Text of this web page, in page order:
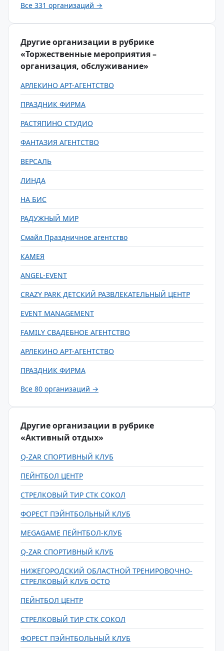
Все 331 организаций →
Другие организации в рубрике
«Торжественные мероприятия –
организация, обслуживание»
АРЛЕКИНО АРТ-АГЕНТСТВО
ПРАЗДНИК ФИРМА
РАСТЯПИНО СТУДИО
ФАНТАЗИЯ АГЕНТСТВО
ВЕРСАЛЬ
ЛИНДА
НА БИС
РАДУЖНЫЙ МИР
Смайл Праздничное агентство
КАМЕЯ
ANGEL-EVENT
CRAZY PARK ДЕТСКИЙ РАЗВЛЕКАТЕЛЬНЫЙ ЦЕНТР
EVENT MANAGEMENT
FAMILY СВАДЕБНОЕ АГЕНТСТВО
АРЛЕКИНО АРТ-АГЕНТСТВО
ПРАЗДНИК ФИРМА
Все 80 организаций →
Другие организации в рубрике
«Активный отдых»
Q-ZAR СПОРТИВНЫЙ КЛУБ
ПЕЙНТБОЛ ЦЕНТР
СТРЕЛКОВЫЙ ТИР СТК СОКОЛ
ФОРЕСТ ПЭЙНТБОЛЬНЫЙ КЛУБ
MEGAGAME ПЕЙНТБОЛ-КЛУБ
Q-ZAR СПОРТИВНЫЙ КЛУБ
НИЖЕГОРОДСКИЙ ОБЛАСТНОЙ ТРЕНИРОВОЧНО-
СТРЕЛКОВЫЙ КЛУБ ОСТО
ПЕЙНТБОЛ ЦЕНТР
СТРЕЛКОВЫЙ ТИР СТК СОКОЛ
ФОРЕСТ ПЭЙНТБОЛЬНЫЙ КЛУБ